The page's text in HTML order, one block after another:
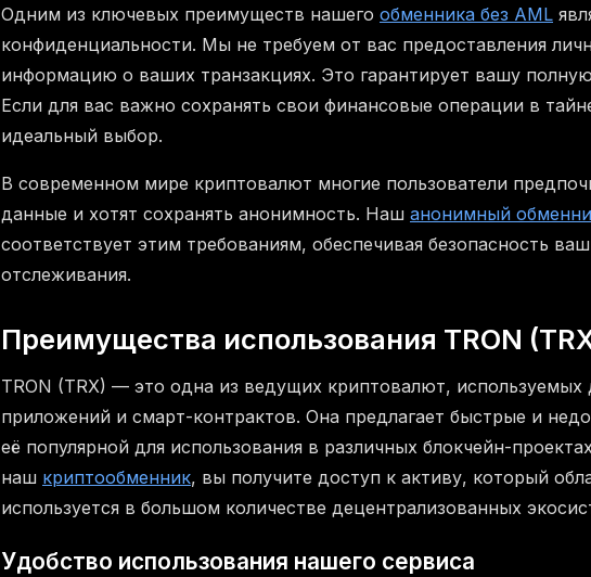
Одним из ключевых преимуществ нашего обменника без AML
конфиденциальности. Мы не требуем от вас предоставления
информацию о ваших транзакциях. Это гарантирует вашу
Если для вас важно сохранять свои финансовые операции в
идеальный выбор.
В современном мире криптовалют многие пользователи
данные и хотят сохранять анонимность. Наш анонимный
соответствует этим требованиям, обеспечивая безопасность
отслеживания.
Преимущества использования TRON
TRON (TRX) — это одна из ведущих криптовалют, используемых
приложений и смарт-контрактов. Она предлагает быстрые и
её популярной для использования в различных блокчейн-
наш криптообменник, вы получите доступ к активу, который
используется в большом количестве децентрализованных
Удобство использования нашего сервиса